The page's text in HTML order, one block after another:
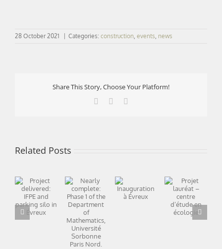
28 October 2021 Categories: construction, events, news
Share This Story, Choose Your Platform!
Facebook
Related Posts
delivered:
IFPE and
parking
silo in
Phase 1
of the
Department
of
Mathematics,
Université
Sorbonne
Inauguration
à Évreux
lauréat –
centre
d’étude
en